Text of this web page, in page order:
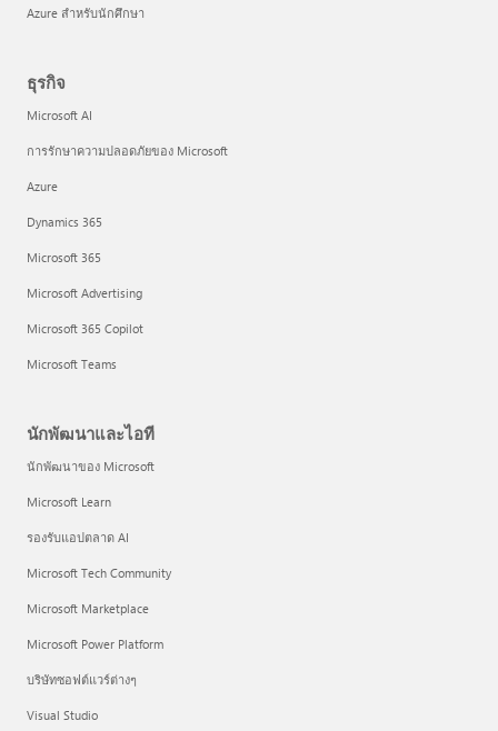
Azure สำหรับนักศึกษา
ธุรกิจ
Microsoft AI
การรักษาความปลอดภัยของ Microsoft
Azure
Dynamics 365
Microsoft 365
Microsoft Advertising
Microsoft 365 Copilot
Microsoft Teams
นักพัฒนาและไอที
นักพัฒนาของ Microsoft
Microsoft Learn
รองรับแอปตลาด AI
Microsoft Tech Community
Microsoft Marketplace
Microsoft Power Platform
บริษัทซอฟต์แวร์ต่างๆ
Visual Studio